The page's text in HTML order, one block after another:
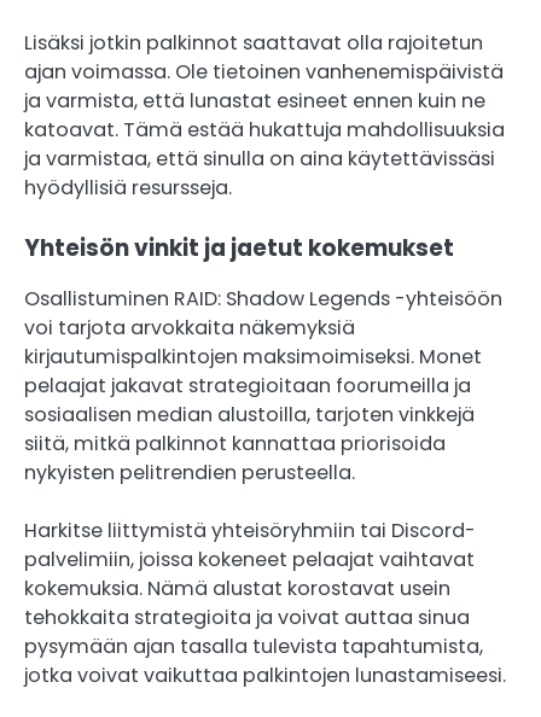
Lisäksi jotkin palkinnot saattavat olla rajoitetun
ajan voimassa. Ole tietoinen vanhenemispäivistä
ja varmista, että lunastat esineet ennen kuin ne
katoavat. Tämä estää hukattuja mahdollisuuksia
ja varmistaa, että sinulla on aina käytettävissäsi
hyödyllisiä resursseja.
Yhteisön vinkit ja jaetut kokemukset
Osallistuminen RAID: Shadow Legends -yhteisöön
voi tarjota arvokkaita näkemyksiä
kirjautumispalkintojen maksimoimiseksi. Monet
pelaajat jakavat strategioitaan foorumeilla ja
sosiaalisen median alustoilla, tarjoten vinkkejä
siitä, mitkä palkinnot kannattaa priorisoida
nykyisten pelitrendien perusteella.
Harkitse liittymistä yhteisöryhmiin tai Discord-
palvelimiin, joissa kokeneet pelaajat vaihtavat
kokemuksia. Nämä alustat korostavat usein
tehokkaita strategioita ja voivat auttaa sinua
pysymään ajan tasalla tulevista tapahtumista,
jotka voivat vaikuttaa palkintojen lunastamiseesi.